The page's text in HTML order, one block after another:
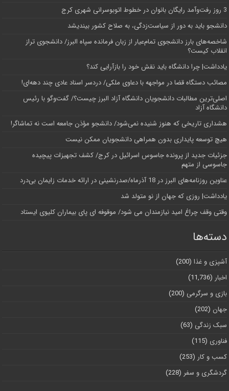
3 روز رفت‌وآمد رایگان بانوان در خطوط اتوبوسرانی شهری کرج
دانشجو باید به دور از سیاست‌زدگی، به صلاح کشور بیندیشد
شاخصه‌های بارز دانشجوی تمام‌عیار از زبان فرمانده سپاه البرز/ دانشجوی تراز
انقلاب کیست؟
یادداشت| چرا دانشگاه باید نقش خود را بازآرایی کند؟
مصائب دستگاه قضا در مواجهه با دعاوی ملکی/ دردسر اسناد عادی چند‌ دهه‌ای!
اصلی‌ترین مطالبات دانشجویان دانشگاه آزاد البرز چیست؟/ گفت‌وگو با رئیس
دانشگاه آز‌اد
هشداری تاریخی که هنوز شنیده نمی‌شود/ دانشجو مؤذن جامعه است نه تماشاگر!
هیچ توسعه پایداری بدون همراهی دانشجویان ممکن نیست
جزئیات جدید از پرونده جاسوس اسرائیل در کرج/‌ کشف تجهیزات پیچیده
جاسوسی از متهم
عناوین روزنامه‌های البرز در ‌18 آذرماه/صدرنشینی در ارائه خدمات زایمان بی‌درد
یادداشت| روزی که جهان از نو متولد شد
وقتی وقف چراغ امید نیازمندان می شود/ موقوفه ای پای بیماران کلیوی ایستاد
دسته‌ها
آشپزی و غذا (200)
اخبار (11,736)
بازی و سرگرمی (200)
جهان (202)
سبک زندگی (63)
فناوری (115)
کسب و کار (253)
گردشگری و سفر (228)